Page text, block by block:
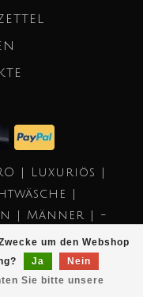
um den Webshop
Ja
Nein
Sie bitte unsere
| Luxuriös |
|
| Männer | -
- Theme by